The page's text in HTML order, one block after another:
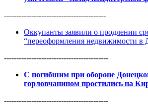
-----------------------------------------
Оккупанты заявили о продлении
“переоформления недвижимости в
------------------------------------------
С погибшим при обороне
горловчанином простились на
------------------------------------------